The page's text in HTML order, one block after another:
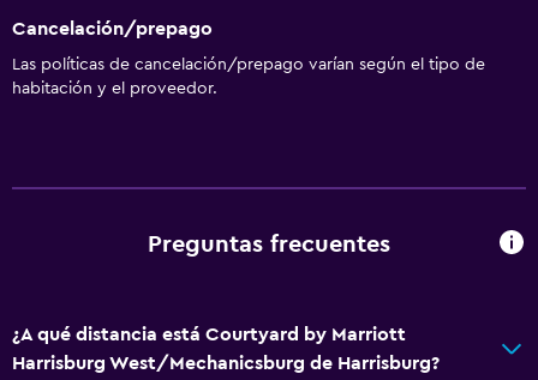
Cancelación/prepago
Las políticas de cancelación/prepago varían según el tipo de
habitación y el proveedor.
Preguntas frecuentes
¿A qué distancia está Courtyard by Marriott
Harrisburg West/Mechanicsburg de Harrisburg?